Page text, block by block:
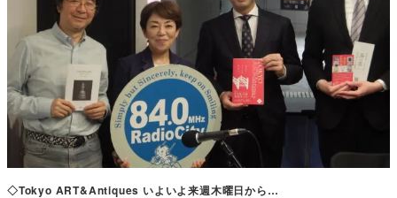
◇Tokyo ART&Antiques いよいよ来週木曜日から…